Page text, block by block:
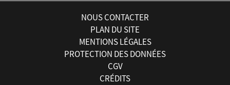
NOUS CONTACTER
PLAN DU SITE
MENTIONS LÉGALES
PROTECTION DES DONNÉES
CGV
CRÉDITS